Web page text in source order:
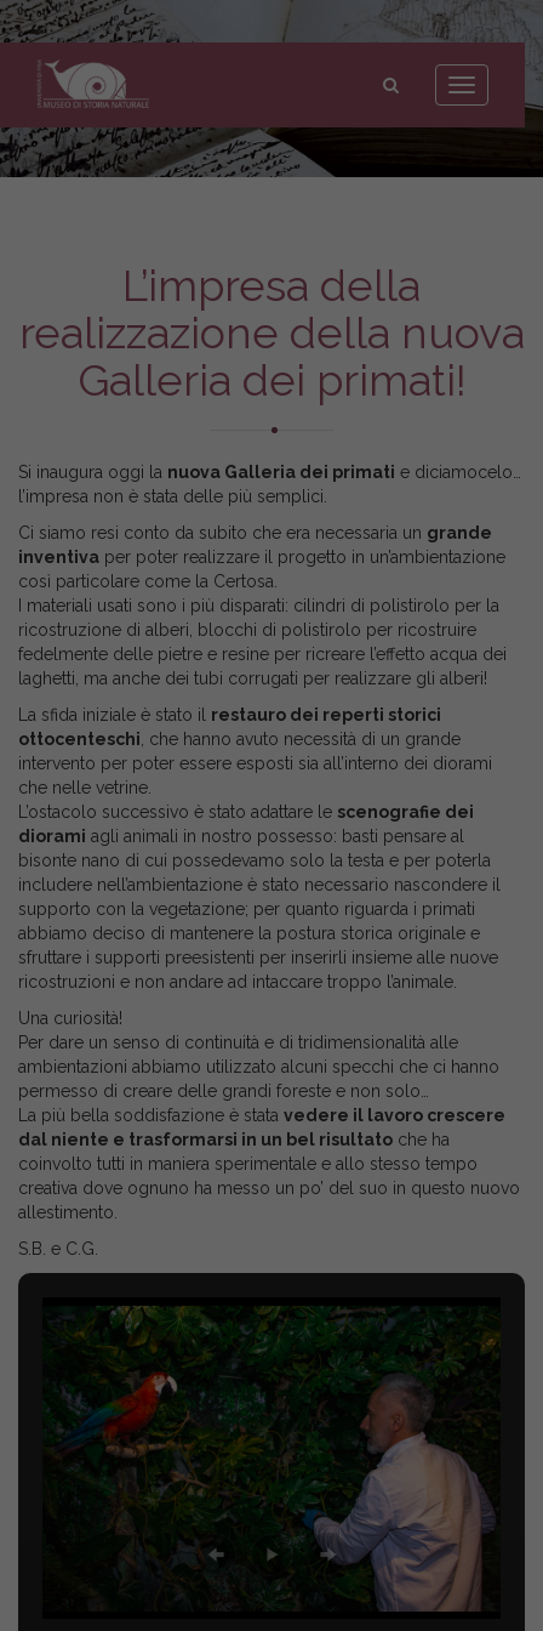
Toggle
navigation
Museo
di
Storia
Naturale
dell'Università
L’impresa della
realizzazione della nuova
Galleria dei primati!
Si inaugura oggi la nuova Galleria dei primati e diciamocelo…
l’impresa non è stata delle più semplici.
Ci siamo resi conto da subito che era necessaria un grande
inventiva per poter realizzare il progetto in un’ambientazione
così particolare come la Certosa.
I materiali usati sono i più disparati: cilindri di polistirolo per la
ricostruzione di alberi, blocchi di polistirolo per ricostruire
fedelmente delle pietre e resine per ricreare l’effetto acqua dei
laghetti, ma anche dei tubi corrugati per realizzare gli alberi!
La sfida iniziale è stato il restauro dei reperti storici
ottocenteschi , che hanno avuto necessità di un grande
intervento per poter essere esposti sia all’interno dei diorami
che nelle vetrine.
L’ostacolo successivo è stato adattare le scenografie dei
diorami agli animali in nostro possesso: basti pensare al
bisonte nano di cui possedevamo solo la testa e per poterla
includere nell’ambientazione è stato necessario nascondere il
supporto con la vegetazione; per quanto riguarda i primati
abbiamo deciso di mantenere la postura storica originale e
sfruttare i supporti preesistenti per inserirli insieme alle nuove
ricostruzioni e non andare ad intaccare troppo l’animale.
Una curiosità!
Per dare un senso di continuità e di tridimensionalità alle
ambientazioni abbiamo utilizzato alcuni specchi che ci hanno
permesso di creare delle grandi foreste e non solo…
La più bella soddisfazione è stata vedere il lavoro crescere
dal niente e trasformarsi in un bel risultato che ha
coinvolto tutti in maniera sperimentale e allo stesso tempo
creativa dove ognuno ha messo un po’ del suo in questo nuovo
allestimento.
S.B. e C.G.